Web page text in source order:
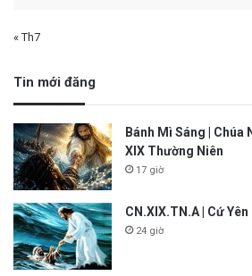
« Th7
Tin mới đăng
Bánh Mì Sáng | Chúa
XIX Thường Niên
17 giờ
CN.XIX.TN.A | Cứ
24 giờ